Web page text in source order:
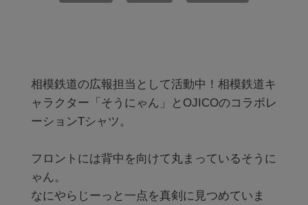
相模鉄道の広報担当として活動中！相模鉄道キ
ャラクター「そうにゃん」とOJICOのコラボレ
ーションTシャツ。
フロントには背中を向けて丸まっているそうに
ゃん。
なにやらじーっと一点を真剣に見つめていま